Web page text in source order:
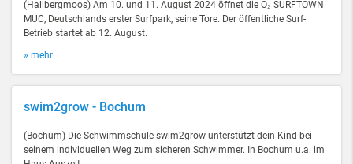
(Hallbergmoos) Am 10. und 11. August 2024 öffnet die O₂ SURFTOWN
MUC, Deutschlands erster Surfpark, seine Tore. Der öffentliche Surf-
Betrieb startet ab 12. August.
» mehr
swim2grow - Bochum
(Bochum) Die Schwimmschule swim2grow unterstützt dein Kind bei
seinem individuellen Weg zum sicheren Schwimmer. In Bochum u.a. im